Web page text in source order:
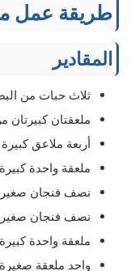
طریقة عمل
المقادير
ثلاث حبات من
ملعقتان
أربعة ملاعق
ملعقة واحدة
نصف فنجان صغير
نصف فنجان صغير
ملعقة واحدة
واحد ملعقة